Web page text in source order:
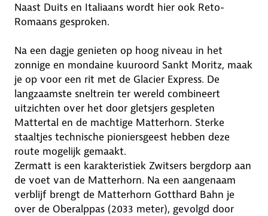
Naast Duits en Italiaans wordt hier ook Reto-
Romaans gesproken.
Na een dagje genieten op hoog niveau in het
zonnige en mondaine kuuroord Sankt Moritz, maak
je op voor een rit met de Glacier Express. De
langzaamste sneltrein ter wereld combineert
uitzichten over het door gletsjers gespleten
Mattertal en de machtige Matterhorn. Sterke
staaltjes technische pioniersgeest hebben deze
route mogelijk gemaakt.
Zermatt is een karakteristiek Zwitsers bergdorp aan
de voet van de Matterhorn. Na een aangenaam
verblijf brengt de Matterhorn Gotthard Bahn je
over de Oberalppas (2033 meter), gevolgd door